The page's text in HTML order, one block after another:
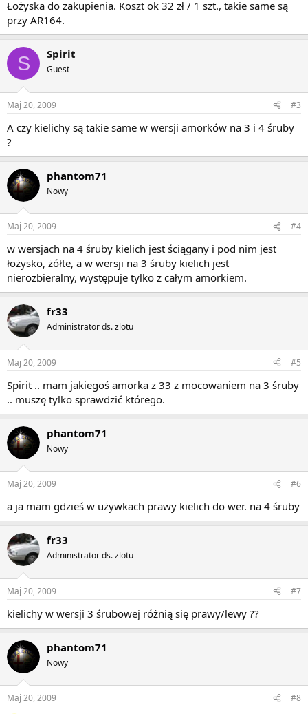
Łożyska do zakupienia. Koszt ok 32 zł / 1 szt., takie same są
przy AR164.
S Spirit
Guest
Maj 20, 2009 #3
A czy kielichy są takie same w wersji amorków na 3 i 4 śruby
?
phantom71
Nowy
Maj 20, 2009 #4
w wersjach na 4 śruby kielich jest ściągany i pod nim jest
łożysko, żółte, a w wersji na 3 śruby kielich jest
nierozbieralny, występuje tylko z całym amorkiem.
fr33
Administrator ds. zlotu
Maj 20, 2009 #5
Spirit .. mam jakiegoś amorka z 33 z mocowaniem na 3 śruby
.. muszę tylko sprawdzić którego.
phantom71
Nowy
Maj 20, 2009 #6
a ja mam gdzieś w używkach prawy kielich do wer. na 4 śruby
fr33
Administrator ds. zlotu
Maj 20, 2009 #7
kielichy w wersji 3 śrubowej różnią się prawy/lewy ??
phantom71
Nowy
Maj 20, 2009 #8